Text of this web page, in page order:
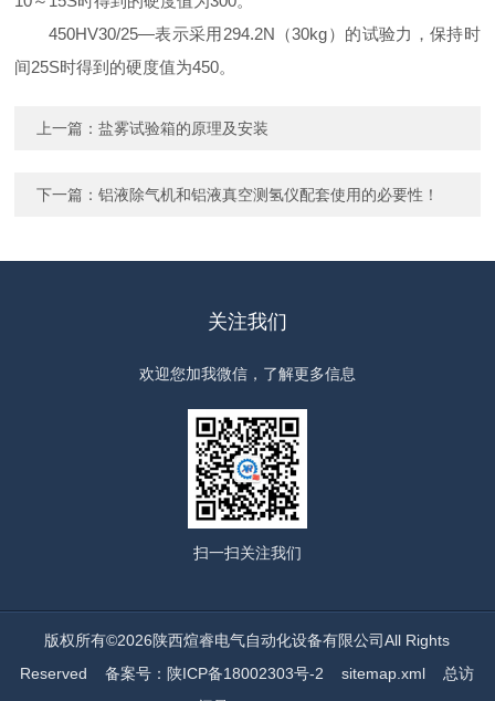
450HV30/25—表示采用294.2N（30kg）的试验力，保持时
间25S时得到的硬度值为450。
上一篇：盐雾试验箱的原理及安装
下一篇：铝液除气机和铝液真空测氢仪配套使用的必要性！
关注我们
欢迎您加我微信，了解更多信息
扫一扫关注我们
版权所有©2026陕西煊睿电气自动化设备有限公司All Rights
Reserved备案号：陕ICP备18002303号-2 sitemap.xml 总访